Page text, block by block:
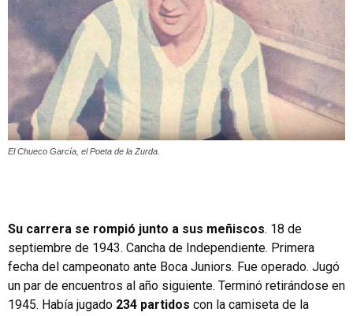
El Chueco García, el Poeta de la Zurda.
Su carrera se rompió junto a sus meñiscos. 18 de
septiembre de 1943. Cancha de Independiente. Primera
fecha del campeonato ante Boca Juniors. Fue operado. Jugó
un par de encuentros al año siguiente. Terminó retirándose en
1945. Había jugado 234 partidos con la camiseta de la